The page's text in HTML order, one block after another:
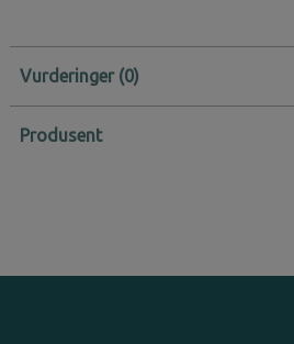
Vurderinger
Produsent